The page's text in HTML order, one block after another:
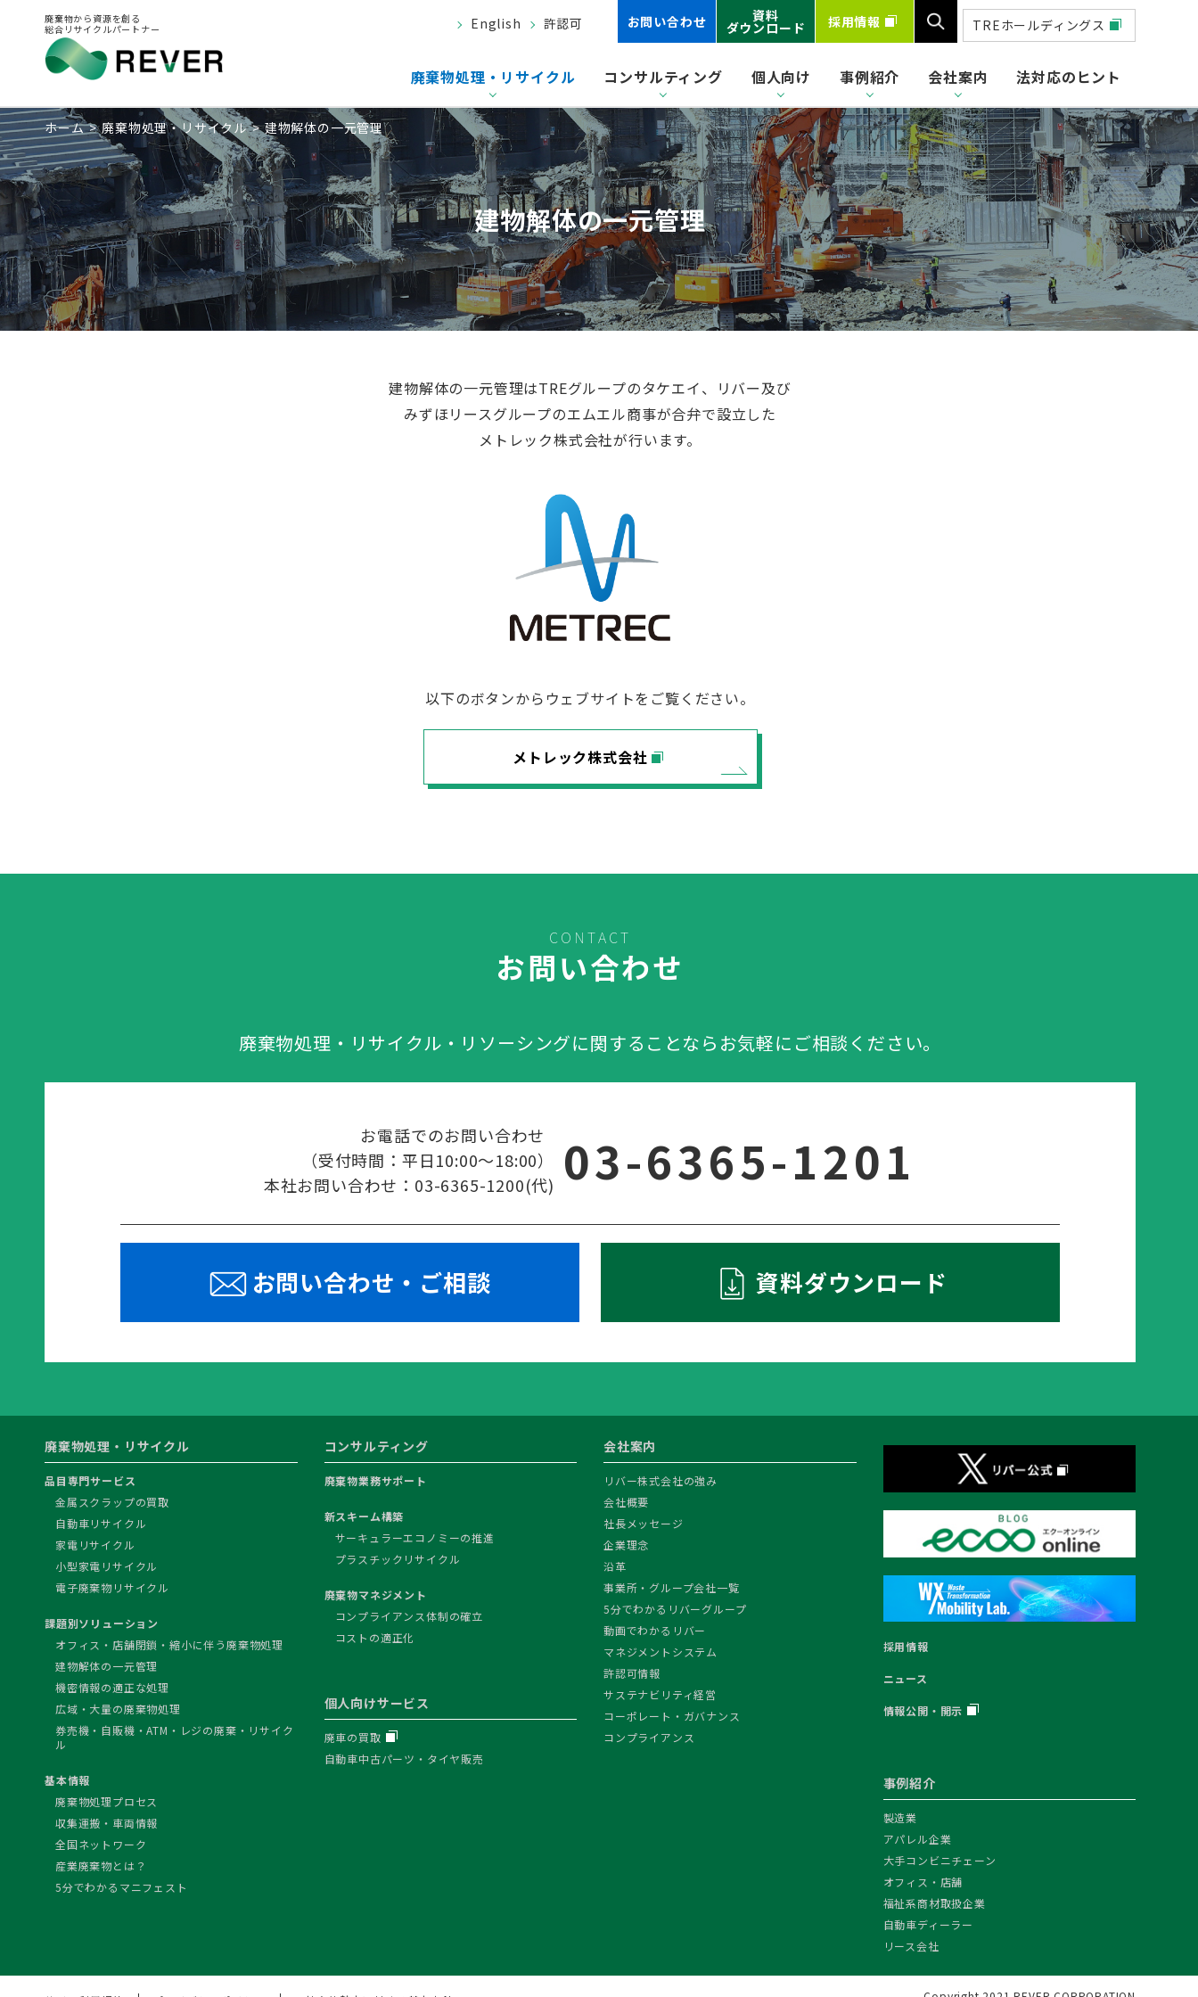
廃棄物から資源を創る
総合リサイクルパートナー
採用情報
資料
ダウンロード
お問い合わせ
廃棄物処理・リサイクル コンサルティング 個人向け 事例紹介 会社案内 法対応のヒント
English 許認可
検索
TREホールディングス
ホーム 廃棄物処理・リサイクル 建物解体の一元管理
建物解体の一元管理
建物解体の一元管理はTREグループのタケエイ、リバー及び
みずほリースグループのエムエル商事が合弁で設立した
メトレック株式会社が行います。
以下のボタンからウェブサイトをご覧ください。
メトレック株式会社
CONTACT
お問い合わせ
廃棄物処理・リサイクル・リソーシングに関することならお気軽にご相談ください。
お電話でのお問い合わせ
（受付時間：平日10:00～18:00）
本社お問い合わせ：03-6365-1200(代) 03-6365-1201
お問い合わせ・ご相談 資料ダウンロード
廃棄物処理・リサイクル
品目専門サービス
金属スクラップの買取
自動車リサイクル
家電リサイクル
小型家電リサイクル
電子廃棄物リサイクル
課題別ソリューション
オフィス・店舗閉鎖・縮小に伴う廃棄物処理
建物解体の一元管理
機密情報の適正な処理
広域・大量の廃棄物処理
券売機・自販機・ATM・レジの廃棄・リサイク
ル
基本情報
廃棄物処理プロセス
収集運搬・車両情報
全国ネットワーク
産業廃棄物とは？
5分でわかるマニフェスト
コンサルティング
廃棄物業務サポート
新スキーム構築
サーキュラーエコノミーの推進
プラスチックリサイクル
廃棄物マネジメント
コンプライアンス体制の確立
コストの適正化
個人向けサービス
廃車の買取
自動車中古パーツ・タイヤ販売
会社案内
リバー株式会社の強み
会社概要
社長メッセージ
企業理念
沿革
事業所・グループ会社一覧
5分でわかるリバーグループ
動画でわかるリバー
マネジメントシステム
許認可情報
サステナビリティ経営
コーポレート・ガバナンス
コンプライアンス
採用情報
ニュース
情報公開・開示
事例紹介
製造業
アパレル企業
大手コンビニチェーン
オフィス・店舗
福祉系商材取扱企業
自動車ディーラー
リース会社